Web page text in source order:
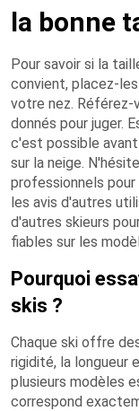
la bonne
Pour savoir si la
convient, placez-
votre nez. Référez-
donnés pour juger.
c'est possible
sur la neige.
professionnels
les avis d'autres
d'autres skieurs
fiables sur les
Pourquoi
skis ?
Chaque ski offre
rigidité, la longueur
plusieurs modèles
correspond